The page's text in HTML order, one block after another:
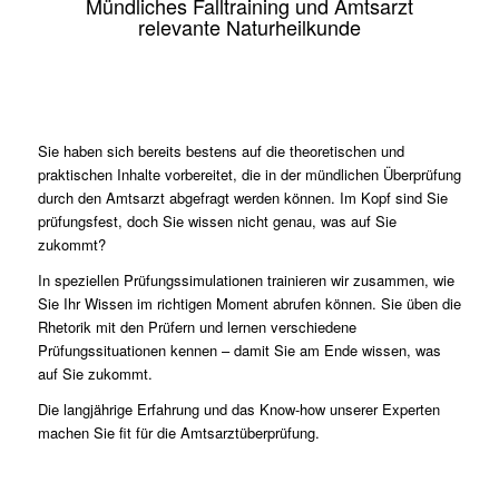
relevante Naturheilkunde
Sie haben sich bereits bestens auf die theoretischen und
praktischen Inhalte vorbereitet, die in der mündlichen Überprüfung
durch den Amtsarzt abgefragt werden können. Im Kopf sind Sie
prüfungsfest, doch Sie wissen nicht genau, was auf Sie
zukommt?
In speziellen Prüfungssimulationen trainieren wir zusammen, wie
Sie Ihr Wissen im richtigen Moment abrufen können. Sie üben die
Rhetorik mit den Prüfern und lernen verschiedene
Prüfungssituationen kennen – damit Sie am Ende wissen, was
auf Sie zukommt.
Die langjährige Erfahrung und das Know-how unserer Experten
machen Sie fit für die Amtsarztüberprüfung.